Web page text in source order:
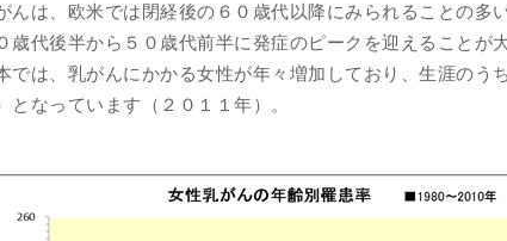
んは、欧米では閉経後の６０歳代以降にみられることの多
歳代後半から５０歳代前半に発症のピークを迎えることが
では、乳がんにかかる女性が年々増加しており、生涯のう
となっています（２０１１年）。